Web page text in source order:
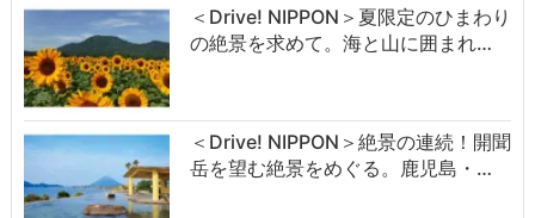
＜Drive! NIPPON＞夏限定のひまわり
の絶景を求めて。海と山に囲まれ…
＜Drive! NIPPON＞絶景の連続！開聞
岳を望む絶景をめぐる。鹿児島・…